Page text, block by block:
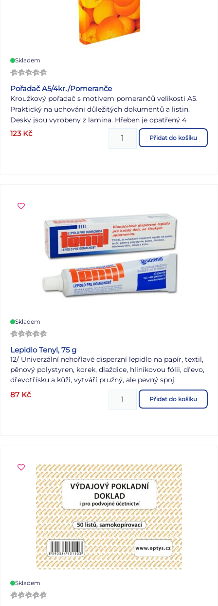
Skladem
Pořadač A5/4kr./Pomeranče
Kroužkový pořadač s motivem pomerančů velikosti A5.
Praktický na uchování důležitých dokumentů a listin.
Desky jsou vyrobeny z lamina. Hřeben je opatřený 4
kroužky. Motiv: pomeranče Uvedená cena je za 1 ks.
123 Kč Přidat do košíku
Skladem
Lepidlo Tenyl, 75 g
12/ Univerzální nehořlavé disperzní lepidlo na papír, textil,
pěnový polystyren, korek, dlaždice, hliníkovou fólii, dřevo,
dřevotřísku a kůži, vytváří pružný, ale pevný spoj.
87 Kč Přidat do košíku
Skladem